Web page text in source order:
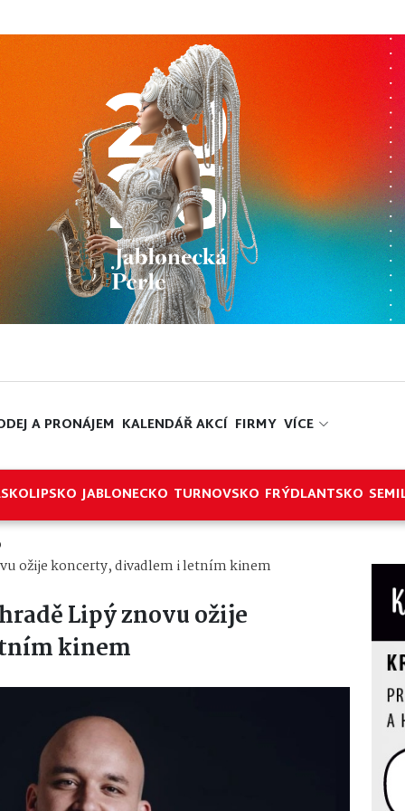
A PRONÁJEM KALENDÁŘ AKCÍ FIRMY VÍCE
JABLONECKO TURNOVSKO FRÝDLANTSKO
ožije koncerty, divadlem i letním kinem
Lipý znovu ožije
kinem